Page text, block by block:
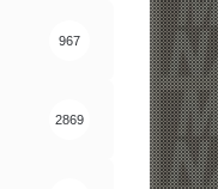
967
2869